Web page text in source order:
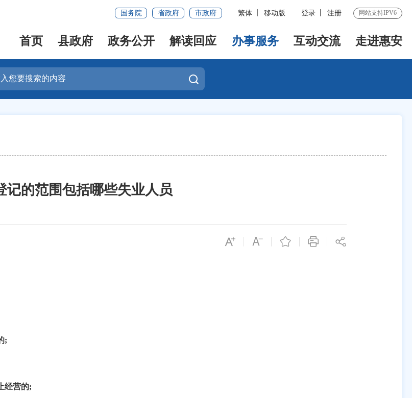
国务院 省政府 市政府 繁体 移动版 登录 注册 网站支持IPV6
首页 县政府 政务公开 解读回应 办事服务 互动交流 走进惠安
记的范围包括哪些失业人员
;
经营的;